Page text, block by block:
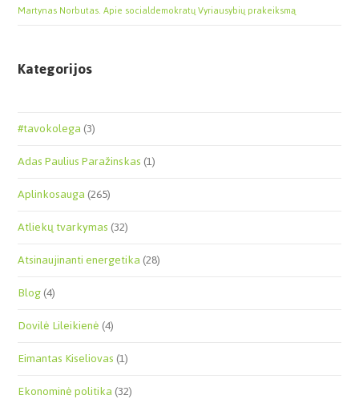
Martynas Norbutas. Apie socialdemokratų Vyriausybių prakeiksmą
Kategorijos
#tavokolega(3)
Adas Paulius Paražinskas(1)
Aplinkosauga(265)
Atliekų tvarkymas(32)
Atsinaujinanti energetika(28)
Blog(4)
Dovilė Lileikienė(4)
Eimantas Kiseliovas(1)
Ekonominė politika(32)